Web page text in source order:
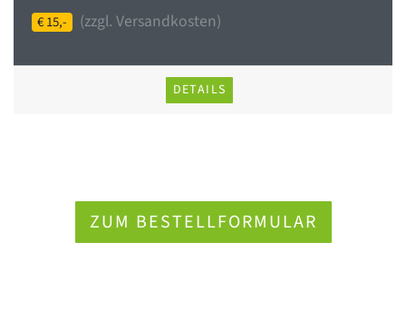
€ 15,- (zzgl. Versandkosten)
DETAILS
ZUM BESTELLFORMULAR